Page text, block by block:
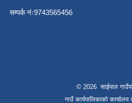
सम्पर्क नंः9743565456
© 2026 साईपाल
गाउँ कार्यपालिकाकाे